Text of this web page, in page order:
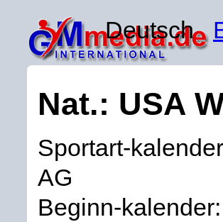
Deutsch
Nat.: USA
Sportart-
AG
Beginn-kalender: